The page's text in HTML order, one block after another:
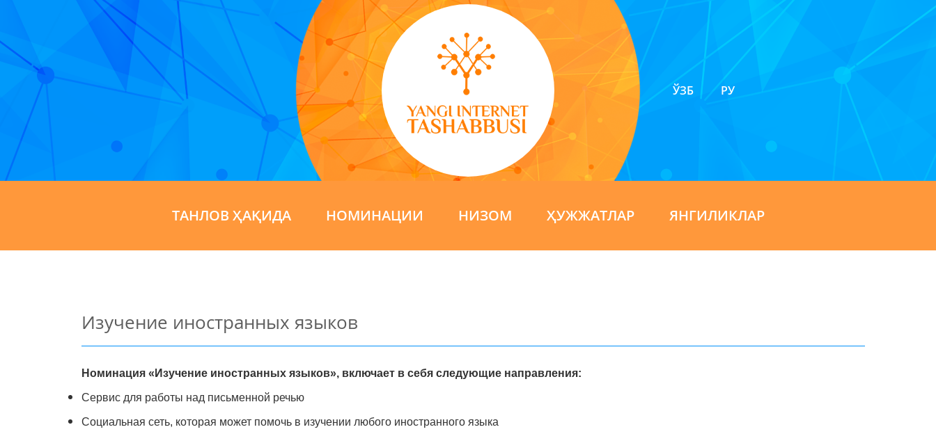
ЎЗБ РУ
ТАНЛОВ ҲАҚИДА НОМИНАЦИИ НИЗОМ ҲУЖЖАТЛАР ЯНГИЛИКЛАР
Изучение иностранных языков
Номинация «Изучение иностранных языков», включает в себя следующие направления:
Сервис для работы над письменной речью
Социальная сеть, которая может помочь в изучении любого иностранного языка